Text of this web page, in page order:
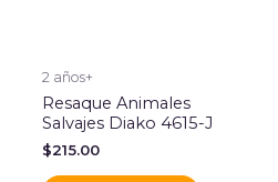
2 años+
Resaque Animales
Salvajes Diako 4615-J
$215.00